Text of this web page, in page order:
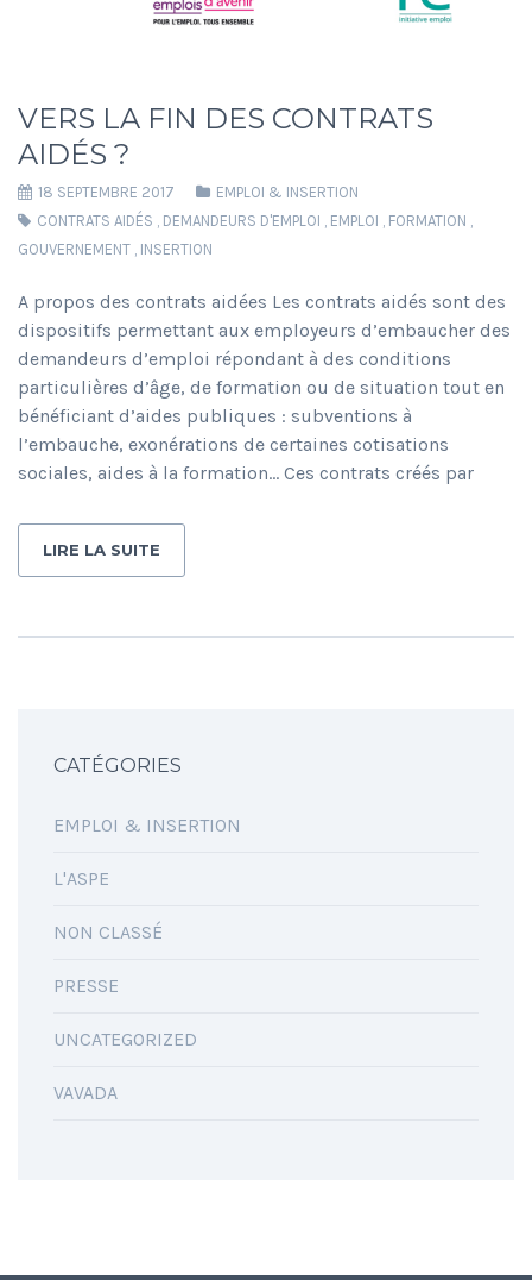
VERS LA FIN DES CONTRATS
AIDÉS ?
18 SEPTEMBRE 2017
EMPLOI & INSERTION
CONTRATS AIDÉS , DEMANDEURS D'EMPLOI , EMPLOI , FORMATION ,
GOUVERNEMENT , INSERTION
A propos des contrats aidées Les contrats aidés sont des
dispositifs permettant aux employeurs d’embaucher des
demandeurs d’emploi répondant à des conditions
particulières d’âge, de formation ou de situation tout en
bénéficiant d’aides publiques : subventions à
l’embauche, exonérations de certaines cotisations
sociales, aides à la formation… Ces contrats créés par
LIRE LA SUITE
CATÉGORIES
EMPLOI & INSERTION
L'ASPE
NON CLASSÉ
PRESSE
UNCATEGORIZED
VAVADA